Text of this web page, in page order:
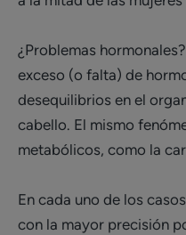
¿Problemas
exceso (o falta) de
desequilibrios en el
cabello. El mismo
metabólicos, como la
En cada uno de los
con la mayor precisión